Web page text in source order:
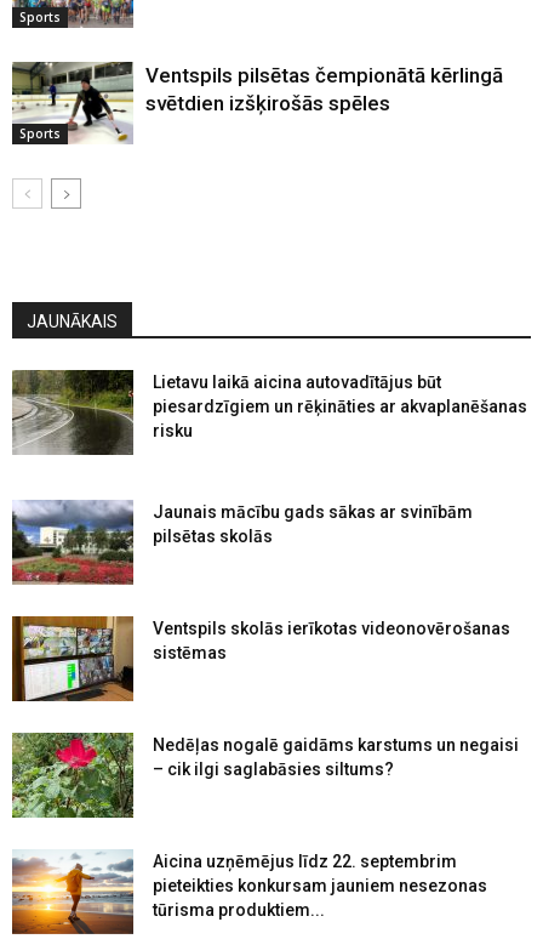
Sports
Sports
Ventspils pilsētas čempionātā kērlingā
svētdien izšķirošās spēles
JAUNĀKAIS
Lietavu laikā aicina autovadītājus būt
piesardzīgiem un rēķināties ar akvaplanēšanas
risku
Jaunais mācību gads sākas ar svinībām
pilsētas skolās
Ventspils skolās ierīkotas videonovērošanas
sistēmas
Nedēļas nogalē gaidāms karstums un negaisi
– cik ilgi saglabāsies siltums?
Aicina uzņēmējus līdz 22. septembrim
pieteikties konkursam jauniem nesezonas
tūrisma produktiem...